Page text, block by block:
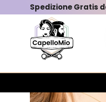
Spedizione Gratis
Vedi tutto